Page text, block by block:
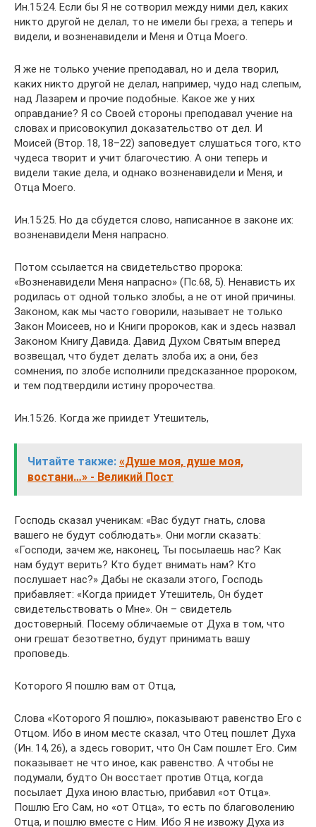
Ин.15:24. Если бы Я не сотворил между ними дел, каких
никто другой не делал, то не имели бы греха; а теперь и
видели, и возненавидели и Меня и Отца Моего.
Я же не только учение преподавал, но и дела творил,
каких никто другой не делал, например, чудо над слепым,
над Лазарем и прочие подобные. Какое же у них
оправдание? Я со Своей стороны преподавал учение на
словах и присовокупил доказательство от дел. И
Моисей (Втор. 18, 18–22) заповедует слушаться того, кто
чудеса творит и учит благочестию. А они теперь и
видели такие дела, и однако возненавидели и Меня, и
Отца Моего.
Ин.15:25. Но да сбудется слово, написанное в законе их:
возненавидели Меня напрасно.
Потом ссылается на свидетельство пророка:
«Возненавидели Меня напрасно» (Пс.68, 5). Ненависть их
родилась от одной только злобы, а не от иной причины.
Законом, как мы часто говорили, называет не только
Закон Моисеев, но и Книги пророков, как и здесь назвал
Законом Книгу Давида. Давид Духом Святым вперед
возвещал, что будет делать злоба их; а они, без
сомнения, по злобе исполнили предсказанное пророком,
и тем подтвердили истину пророчества.
Ин.15:26. Когда же приидет Утешитель,
Читайте также: «Душе моя, душе моя,
востани…» - Великий Пост
Господь сказал ученикам: «Вас будут гнать, слова
вашего не будут соблюдать». Они могли сказать:
«Господи, зачем же, наконец, Ты посылаешь нас? Как
нам будут верить? Кто будет внимать нам? Кто
послушает нас?» Дабы не сказали этого, Господь
прибавляет: «Когда приидет Утешитель, Он будет
свидетельствовать о Мне». Он – свидетель
достоверный. Посему обличаемые от Духа в том, что
они грешат безответно, будут принимать вашу
проповедь.
Которого Я пошлю вам от Отца,
Слова «Которого Я пошлю», показывают равенство Его с
Отцом. Ибо в ином месте сказал, что Отец пошлет Духа
(Ин. 14, 26), а здесь говорит, что Он Сам пошлет Его. Сим
показывает не что иное, как равенство. А чтобы не
подумали, будто Он восстает против Отца, когда
посылает Духа иною властью, прибавил «от Отца».
Пошлю Его Сам, но «от Отца», то есть по благоволению
Отца, и пошлю вместе с Ним. Ибо Я не извожу Духа из